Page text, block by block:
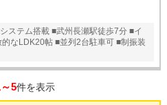
ステム搭載 ■武州長瀬駅徒歩7分 ■イ
なLDK20帖 ■並列2台駐車可 ■制振装
5件を表示